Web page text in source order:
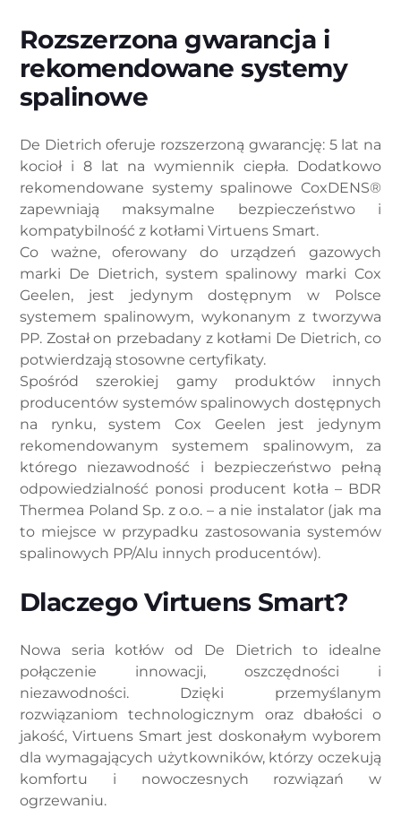
Rozszerzona gwarancja i
rekomendowane systemy
spalinowe
De Dietrich oferuje rozszerzoną gwarancję: 5 lat na
kocioł i 8 lat na wymiennik ciepła. Dodatkowo
rekomendowane systemy spalinowe CoxDENS®
zapewniają maksymalne bezpieczeństwo i
kompatybilność z kotłami Virtuens Smart.
Co ważne, oferowany do urządzeń gazowych
marki De Dietrich, system spalinowy marki Cox
Geelen, jest jedynym dostępnym w Polsce
systemem spalinowym, wykonanym z tworzywa
PP. Został on przebadany z kotłami De Dietrich, co
potwierdzają stosowne certyfikaty.
Spośród szerokiej gamy produktów innych
producentów systemów spalinowych dostępnych
na rynku, system Cox Geelen jest jedynym
rekomendowanym systemem spalinowym, za
którego niezawodność i bezpieczeństwo pełną
odpowiedzialność ponosi producent kotła – BDR
Thermea Poland Sp. z o.o. – a nie instalator (jak ma
to miejsce w przypadku zastosowania systemów
spalinowych PP/Alu innych producentów).
Dlaczego Virtuens Smart?
Nowa seria kotłów od De Dietrich to idealne
połączenie innowacji, oszczędności i
niezawodności. Dzięki przemyślanym
rozwiązaniom technologicznym oraz dbałości o
jakość, Virtuens Smart jest doskonałym wyborem
dla wymagających użytkowników, którzy oczekują
komfortu i nowoczesnych rozwiązań w
ogrzewaniu.